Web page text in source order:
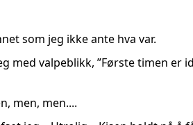
som jeg ikke ante hva var.
med valpeblikk, ”Første timen er
men, men....